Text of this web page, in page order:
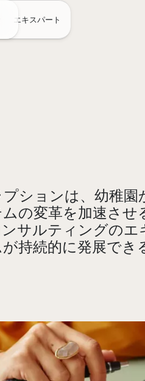
エキスパート
ションは、幼稚園
の変革を加速させ
サルティングの
持続的に発展で